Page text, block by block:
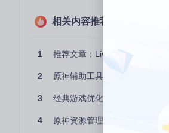
自动化：Kuri 可以帮助你快速地生
易集成：无论是使用 Mint 还是手
MIT 许可
：开源且免费，无版权顾
如果你厌倦了繁琐的样板代码，想
相关内容推荐
1 推荐文章：LiveReload - 让网
2 原神辅助工具BetterGI：零基
3 经典游戏优化与现代配置适配
4 原神资源管理工具：